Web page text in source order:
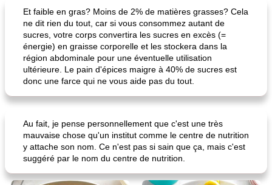
Et faible en gras? Moins de 2% de matières grasses? Cela
ne dit rien du tout, car si vous consommez autant de
sucres, votre corps convertira les sucres en excès (=
énergie) en graisse corporelle et les stockera dans la
région abdominale pour une éventuelle utilisation
ultérieure. Le pain d'épices maigre à 40% de sucres est
donc une farce qui ne vous aide pas du tout.
Au fait, je pense personnellement que c'est une très
mauvaise chose qu'un institut comme le centre de nutrition
y attache son nom. Ce n'est pas si sain que ça, mais c'est
suggéré par le nom du centre de nutrition.